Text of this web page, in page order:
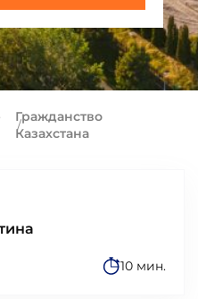
Гражданство
Казахстана
10 мин.